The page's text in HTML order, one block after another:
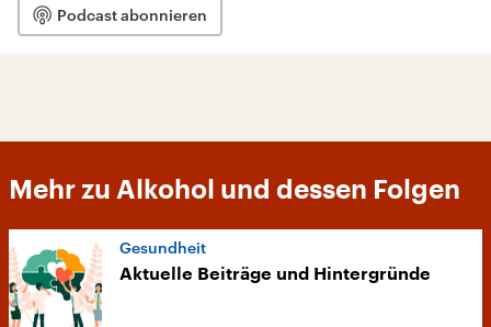
Podcast abonnieren
Mehr zu Alkohol und dessen Folgen
Gesundheit
Aktuelle Beiträge und Hintergründe